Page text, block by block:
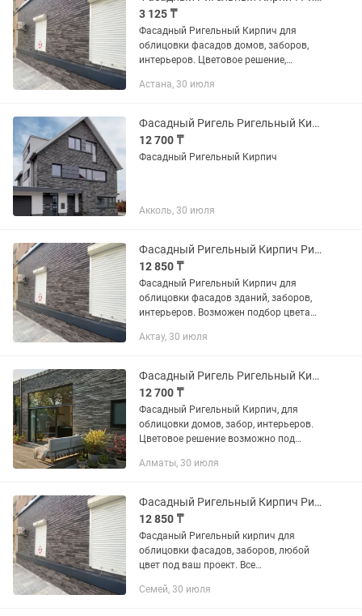
3 125 ₸
Фасадный Ригельный Кирпич для
облицовки фасадов домов, заборов,
интерьеров. Цветовое решение,
Астана, 30 июля
Фасадный Ригель Ригельный Кирпич
12 700 ₸
Фасадный Ригельный Кирпич
Акколь, 30 июля
Фасадный Ригельный Кирпич Ригель
12 850 ₸
Фасадный Ригельный Кирпич для
облицовки фасадов зданий, заборов,
интерьеров. Возможен подбор цвета
Актау, 30 июля
Фасадный Ригель Ригельный Кирпич
12 700 ₸
Фасадный Ригельный Кирпич, для
облицовки домов, забор, интерьеров.
Цветовое решение возможно под
Алматы, 30 июля
Фасадный Ригельный Кирпич Ригель
12 850 ₸
Фасданый Ригельный кирпич для
облицовки фасадов, заборов, любой
цвет под ваш проект. Все
продукции имеются.
Семей, 30 июля